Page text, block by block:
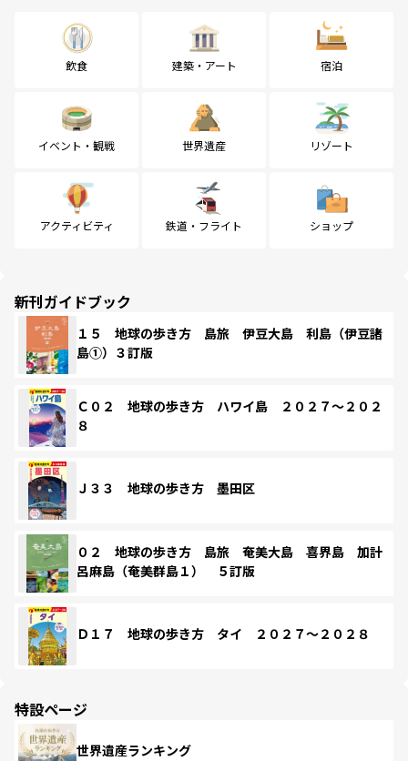
飲食 建築・アート 宿泊
イベント・観戦 世界遺産 リゾート
アクティビティ 鉄道・フライト ショップ
新刊ガイドブック
１５ 地球の歩き方 島旅 伊豆大島 利島（伊豆諸
島①）３訂版
Ｃ０２ 地球の歩き方 ハワイ島 ２０２７～２０２
８
Ｊ３３ 地球の歩き方 墨田区
０２ 地球の歩き方 島旅 奄美大島 喜界島 加計
呂麻島（奄美群島１） ５訂版
Ｄ１７ 地球の歩き方 タイ ２０２７～２０２８
特設ページ
世界遺産ランキング